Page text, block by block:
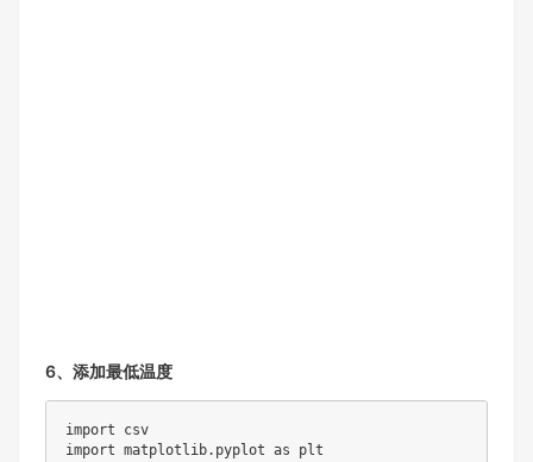
6、添加最低温度
import csv
import matplotlib.pyplot as plt